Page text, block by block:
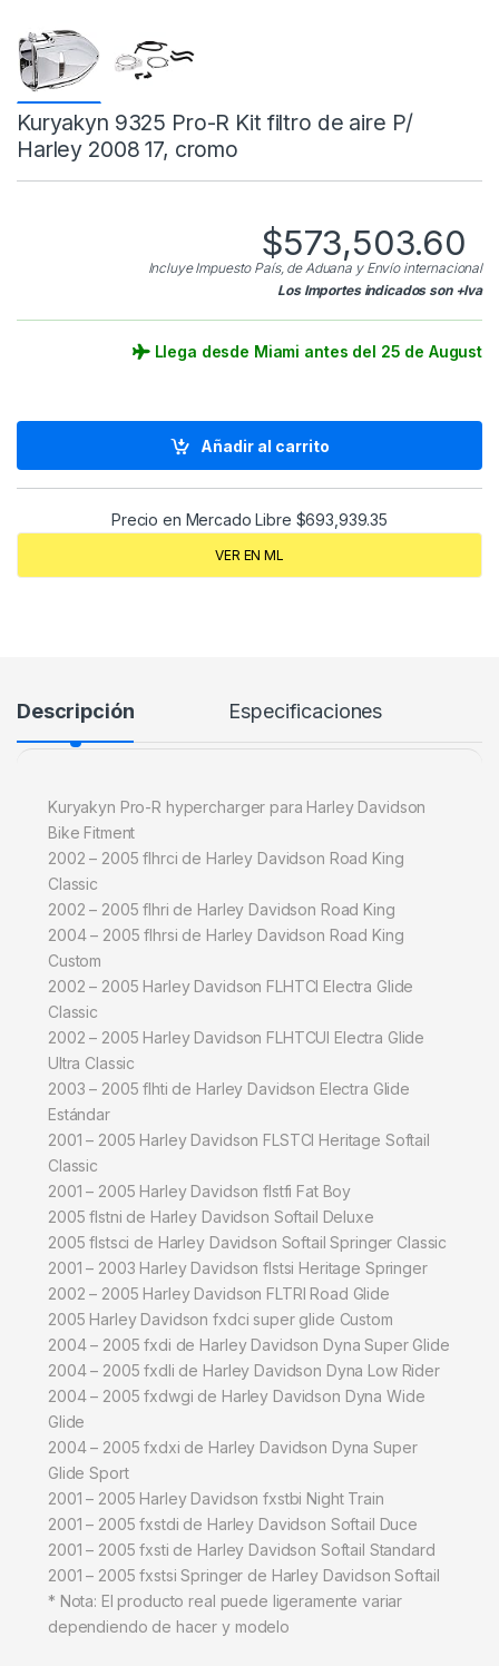
Kuryakyn 9325 Pro-R Kit filtro de aire P/
Harley 2008 17, cromo
$573,503.60
Incluye Impuesto País, de Aduana y Envío internacional
Los Importes indicados son +Iva
Llega desde Miami antes del 25 de August
Añadir al carrito
Precio en Mercado Libre $693,939.35
VER EN ML
Descripción Especificaciones
Kuryakyn Pro-R hypercharger para Harley Davidson
Bike Fitment
2002 – 2005 flhrci de Harley Davidson Road King
Classic
2002 – 2005 flhri de Harley Davidson Road King
2004 – 2005 flhrsi de Harley Davidson Road King
Custom
2002 – 2005 Harley Davidson FLHTCI Electra Glide
Classic
2002 – 2005 Harley Davidson FLHTCUI Electra Glide
Ultra Classic
2003 – 2005 flhti de Harley Davidson Electra Glide
Estándar
2001 – 2005 Harley Davidson FLSTCI Heritage Softail
Classic
2001 – 2005 Harley Davidson flstfi Fat Boy
2005 flstni de Harley Davidson Softail Deluxe
2005 flstsci de Harley Davidson Softail Springer Classic
2001 – 2003 Harley Davidson flstsi Heritage Springer
2002 – 2005 Harley Davidson FLTRI Road Glide
2005 Harley Davidson fxdci super glide Custom
2004 – 2005 fxdi de Harley Davidson Dyna Super Glide
2004 – 2005 fxdli de Harley Davidson Dyna Low Rider
2004 – 2005 fxdwgi de Harley Davidson Dyna Wide
Glide
2004 – 2005 fxdxi de Harley Davidson Dyna Super
Glide Sport
2001 – 2005 Harley Davidson fxstbi Night Train
2001 – 2005 fxstdi de Harley Davidson Softail Duce
2001 – 2005 fxsti de Harley Davidson Softail Standard
2001 – 2005 fxstsi Springer de Harley Davidson Softail
* Nota: El producto real puede ligeramente variar
dependiendo de hacer y modelo